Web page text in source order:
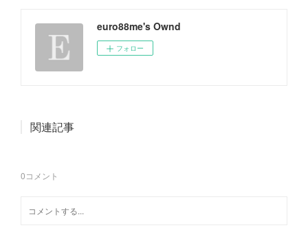
euro88me's Ownd
フォロー
関連記事
0コメント